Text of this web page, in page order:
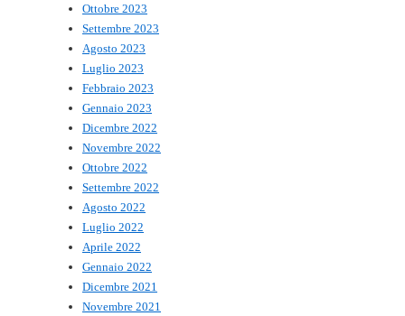
Ottobre 2023
Settembre 2023
Agosto 2023
Luglio 2023
Febbraio 2023
Gennaio 2023
Dicembre 2022
Novembre 2022
Ottobre 2022
Settembre 2022
Agosto 2022
Luglio 2022
Aprile 2022
Gennaio 2022
Dicembre 2021
Novembre 2021